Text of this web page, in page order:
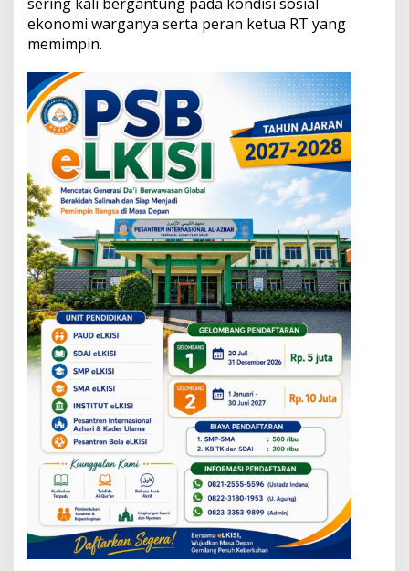
a
l
d
i
K
a
i
P
i
n
u
s
a
n
P
o
u
s
u
m
o
ekonomi warganya serta peran ketua RT yang
memimpin.